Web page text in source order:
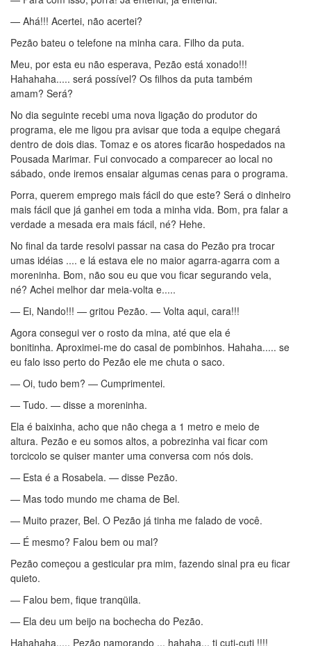
— Ahá!!! Acertei, não acertei?
Pezão bateu o telefone na minha cara. Filho da puta.
Meu, por esta eu não esperava, Pezão está xonado!!!
Hahahaha..... será possível? Os filhos da puta também
amam? Será?
No dia seguinte recebi uma nova ligação do produtor do
programa, ele me ligou pra avisar que toda a equipe chegará
dentro de dois dias. Tomaz e os atores ficarão hospedados na
Pousada Marimar. Fui convocado a comparecer ao local no
sábado, onde iremos ensaiar algumas cenas para o programa.
Porra, querem emprego mais fácil do que este? Será o dinheiro
mais fácil que já ganhei em toda a minha vida. Bom, pra falar a
verdade a mesada era mais fácil, né? Hehe.
No final da tarde resolvi passar na casa do Pezão pra trocar
umas idéias .... e lá estava ele no maior agarra-agarra com a
moreninha. Bom, não sou eu que vou ficar segurando vela,
né? Achei melhor dar meia-volta e.....
— Ei, Nando!!! — gritou Pezão. — Volta aqui, cara!!!
Agora consegui ver o rosto da mina, até que ela é
bonitinha. Aproximei-me do casal de pombinhos. Hahaha..... se
eu falo isso perto do Pezão ele me chuta o saco.
— Oi, tudo bem? — Cumprimentei.
— Tudo. — disse a moreninha.
Ela é baixinha, acho que não chega a 1 metro e meio de
altura. Pezão e eu somos altos, a pobrezinha vai ficar com
torcicolo se quiser manter uma conversa com nós dois.
— Esta é a Rosabela. — disse Pezão.
— Mas todo mundo me chama de Bel.
— Muito prazer, Bel. O Pezão já tinha me falado de você.
— É mesmo? Falou bem ou mal?
Pezão começou a gesticular pra mim, fazendo sinal pra eu ficar
quieto.
— Falou bem, fique tranqüila.
— Ela deu um beijo na bochecha do Pezão.
Hahahaha..... Pezão namorando ... hahaha... ti cuti-cuti !!!!